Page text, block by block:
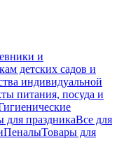
и
детских садов и
индивидуальной
питания, посуда и
для праздникаВсе для
ПеналыТовары для